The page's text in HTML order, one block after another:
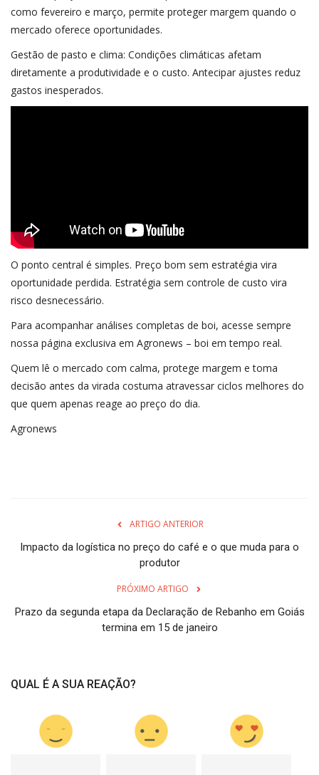
como fevereiro e março, permite proteger margem quando o
mercado oferece oportunidades.
Gestão de pasto e clima: Condições climáticas afetam
diretamente a produtividade e o custo. Antecipar ajustes reduz
gastos inesperados.
O ponto central é simples. Preço bom sem estratégia vira
oportunidade perdida. Estratégia sem controle de custo vira
risco desnecessário.
Para acompanhar análises completas de boi, acesse sempre
nossa página exclusiva em Agronews – boi em tempo real.
Quem lê o mercado com calma, protege margem e toma
decisão antes da virada costuma atravessar ciclos melhores do
que quem apenas reage ao preço do dia.
Agronews
ARTIGO ANTERIOR
Impacto da logística no preço do café e o que muda para o
produtor
PRÓXIMO ARTIGO
Prazo da segunda etapa da Declaração de Rebanho em Goiás
termina em 15 de janeiro
QUAL É A SUA REAÇÃO?